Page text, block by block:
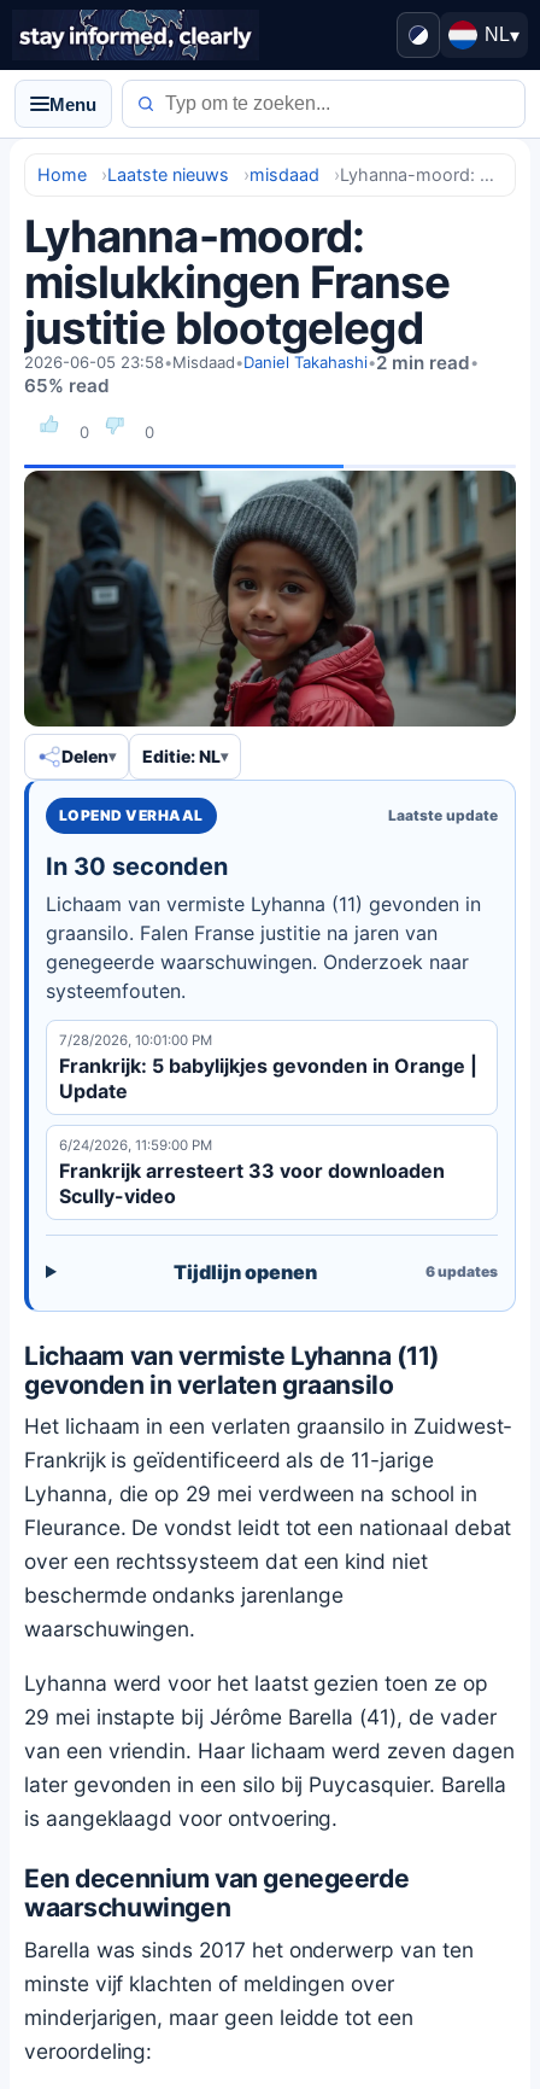
NL▾
Menu
Home Laatste nieuws misdaad Lyhanna-moord: mislukkingen Franse justitie blootgelegd
Lyhanna-moord:
mislukkingen Franse
justitie blootgelegd
0 0
2026-06-05 23:58•Misdaad•Daniel Takahashi•2 min read•
65% read
Delen Editie: NL
LOPEND VERHAAL Laatste update
In 30 seconden
Lichaam van vermiste Lyhanna (11) gevonden in
graansilo. Falen Franse justitie na jaren van
genegeerde waarschuwingen. Onderzoek naar
systeemfouten.
7/28/2026, 10:01:00 PM
Frankrijk: 5 babylijkjes gevonden in Orange |
Update
6/24/2026, 11:59:00 PM
Frankrijk arresteert 33 voor downloaden
Scully-video
Tijdlijn openen 6updates
Lichaam van vermiste Lyhanna (11)
gevonden in verlaten graansilo
Het lichaam in een verlaten graansilo in Zuidwest-
Frankrijk is geïdentificeerd als de 11-jarige
Lyhanna, die op 29 mei verdween na school in
Fleurance. De vondst leidt tot een nationaal debat
over een rechtssysteem dat een kind niet
beschermde ondanks jarenlange
waarschuwingen.
Lyhanna werd voor het laatst gezien toen ze op
29 mei instapte bij Jérôme Barella (41), de vader
van een vriendin. Haar lichaam werd zeven dagen
later gevonden in een silo bij Puycasquier. Barella
is aangeklaagd voor ontvoering.
Een decennium van genegeerde
waarschuwingen
Barella was sinds 2017 het onderwerp van ten
minste vijf klachten of meldingen over
minderjarigen, maar geen leidde tot een
veroordeling: